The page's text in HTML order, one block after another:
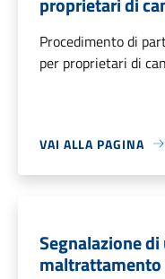
Procedimento di
per proprietari di
VAI ALLA PAGINA
Segnalazione